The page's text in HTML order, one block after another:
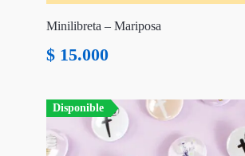
Minilibreta – Mariposa
$ 15.000
Disponible